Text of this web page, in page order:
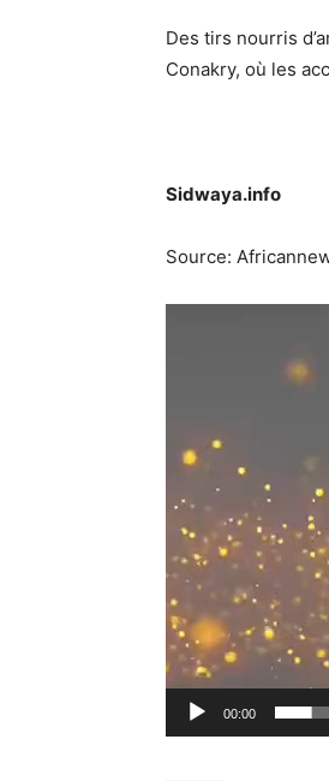
Des tirs nourris
Conakry, où les
Sidwaya.info
Source:
00:00